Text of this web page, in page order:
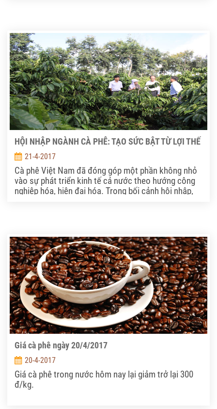
HỘI NHẬP NGÀNH CÀ PHÊ: TẠO SỨC BẬT TỪ LỢI THẾ
21-4-2017
Cà phê Việt Nam đã đóng góp một phần không nhỏ
vào sự phát triển kinh tế cả nước theo hướng công
nghiệp hóa, hiện đại hóa. Trong bối cảnh hội nhập,
Giá cà phê ngày 20/4/2017
20-4-2017
Giá cà phê trong nước hôm nay lại giảm trở lại 300
đ/kg.